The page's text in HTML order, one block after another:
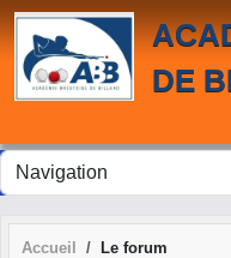
DE
Accueil Le forum
Panneau de gestion des